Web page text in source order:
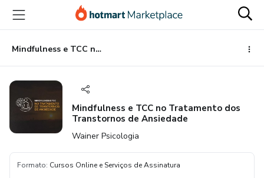
para
conteúdo
principal
para
pagamento
para
rodapé
Mindfulness e TCC no Tratamento dos Transtornos de Ansiedade
Mindfulness e TCC no Tratamento dos
Transtornos de Ansiedade
Wainer Psicologia
Formato: Cursos Online e Serviços de Assinatura